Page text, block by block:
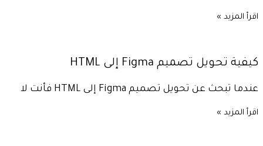
اقرأ المزيد »
كيفية تحويل تصميم Figma إلى HTML
عندما تبحث عن تحويل تصميم Figma إلى HTML فأنت لا
اقرأ المزيد »